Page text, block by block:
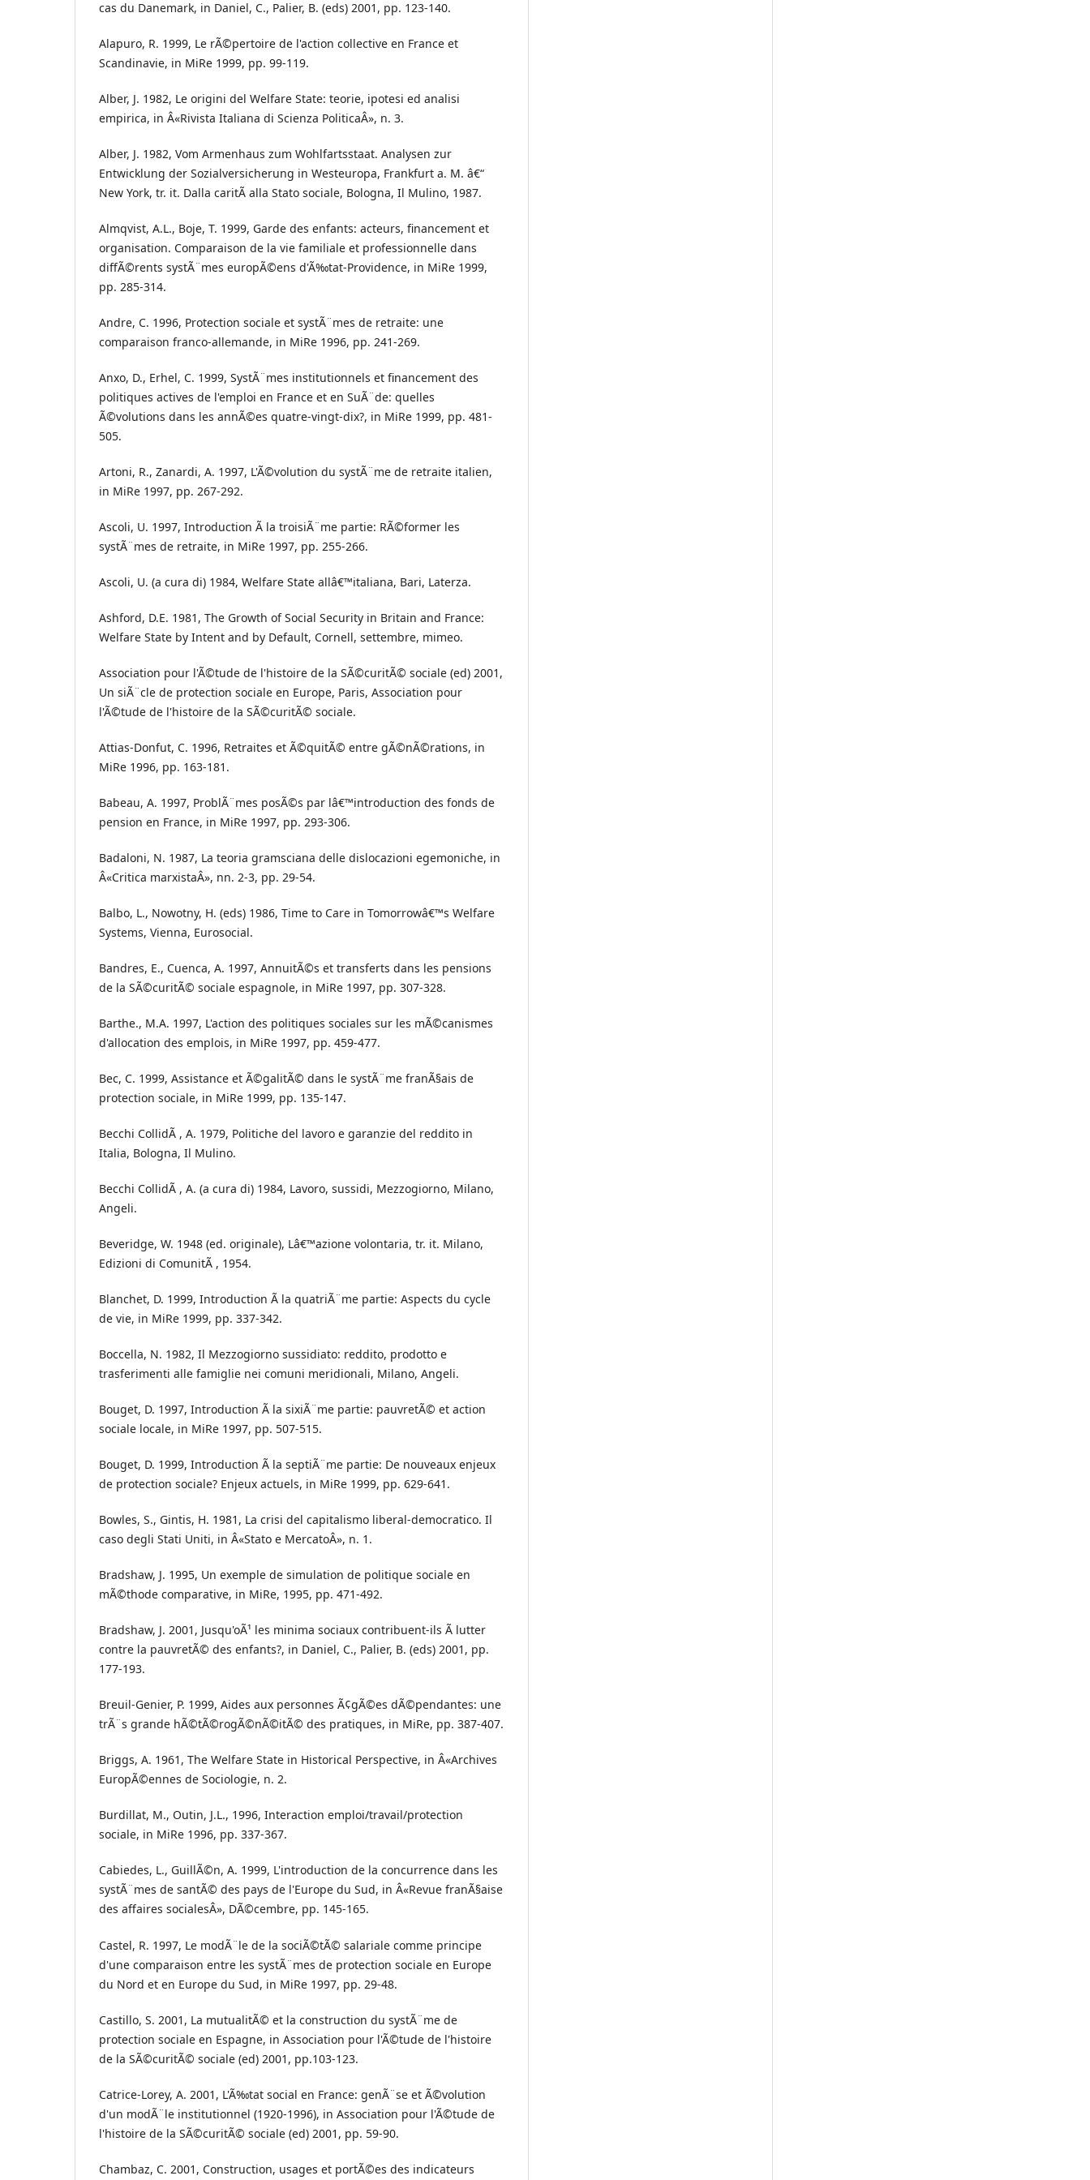
cas du Danemark, in Daniel, C., Palier, B. (eds) 2001, pp. 123-140.
Alapuro, R. 1999, Le rÃ©pertoire de l'action collective en France et
Scandinavie, in MiRe 1999, pp. 99-119.
Alber, J. 1982, Le origini del Welfare State: teorie, ipotesi ed analisi
empirica, in Â«Rivista Italiana di Scienza PoliticaÂ», n. 3.
Alber, J. 1982, Vom Armenhaus zum Wohlfartsstaat. Analysen zur
Entwicklung der Sozialversicherung in Westeuropa, Frankfurt a. M. â€“
New York, tr. it. Dalla caritÃ alla Stato sociale, Bologna, Il Mulino, 1987.
Almqvist, A.L., Boje, T. 1999, Garde des enfants: acteurs, financement et
organisation. Comparaison de la vie familiale et professionnelle dans
diffÃ©rents systÃ¨mes europÃ©ens d'Ã‰tat-Providence, in MiRe 1999,
pp. 285-314.
Andre, C. 1996, Protection sociale et systÃ¨mes de retraite: une
comparaison franco-allemande, in MiRe 1996, pp. 241-269.
Anxo, D., Erhel, C. 1999, SystÃ¨mes institutionnels et financement des
politiques actives de l'emploi en France et en SuÃ¨de: quelles
Ã©volutions dans les annÃ©es quatre-vingt-dix?, in MiRe 1999, pp. 481-
505.
Artoni, R., Zanardi, A. 1997, L'Ã©volution du systÃ¨me de retraite italien,
in MiRe 1997, pp. 267-292.
Ascoli, U. 1997, Introduction Ã la troisiÃ¨me partie: RÃ©former les
systÃ¨mes de retraite, in MiRe 1997, pp. 255-266.
Ascoli, U. (a cura di) 1984, Welfare State allâ€™italiana, Bari, Laterza.
Ashford, D.E. 1981, The Growth of Social Security in Britain and France:
Welfare State by Intent and by Default, Cornell, settembre, mimeo.
Association pour l'Ã©tude de l'histoire de la SÃ©curitÃ© sociale (ed) 2001,
Un siÃ¨cle de protection sociale en Europe, Paris, Association pour
l'Ã©tude de l'histoire de la SÃ©curitÃ© sociale.
Attias-Donfut, C. 1996, Retraites et Ã©quitÃ© entre gÃ©nÃ©rations, in
MiRe 1996, pp. 163-181.
Babeau, A. 1997, ProblÃ¨mes posÃ©s par lâ€™introduction des fonds de
pension en France, in MiRe 1997, pp. 293-306.
Badaloni, N. 1987, La teoria gramsciana delle dislocazioni egemoniche, in
Â«Critica marxistaÂ», nn. 2-3, pp. 29-54.
Balbo, L., Nowotny, H. (eds) 1986, Time to Care in Tomorrowâ€™s Welfare
Systems, Vienna, Eurosocial.
Bandres, E., Cuenca, A. 1997, AnnuitÃ©s et transferts dans les pensions
de la SÃ©curitÃ© sociale espagnole, in MiRe 1997, pp. 307-328.
Barthe., M.A. 1997, L'action des politiques sociales sur les mÃ©canismes
d'allocation des emplois, in MiRe 1997, pp. 459-477.
Bec, C. 1999, Assistance et Ã©galitÃ© dans le systÃ¨me franÃ§ais de
protection sociale, in MiRe 1999, pp. 135-147.
Becchi CollidÃ , A. 1979, Politiche del lavoro e garanzie del reddito in
Italia, Bologna, Il Mulino.
Becchi CollidÃ , A. (a cura di) 1984, Lavoro, sussidi, Mezzogiorno, Milano,
Angeli.
Beveridge, W. 1948 (ed. originale), Lâ€™azione volontaria, tr. it. Milano,
Edizioni di ComunitÃ , 1954.
Blanchet, D. 1999, Introduction Ã la quatriÃ¨me partie: Aspects du cycle
de vie, in MiRe 1999, pp. 337-342.
Boccella, N. 1982, Il Mezzogiorno sussidiato: reddito, prodotto e
trasferimenti alle famiglie nei comuni meridionali, Milano, Angeli.
Bouget, D. 1997, Introduction Ã la sixiÃ¨me partie: pauvretÃ© et action
sociale locale, in MiRe 1997, pp. 507-515.
Bouget, D. 1999, Introduction Ã la septiÃ¨me partie: De nouveaux enjeux
de protection sociale? Enjeux actuels, in MiRe 1999, pp. 629-641.
Bowles, S., Gintis, H. 1981, La crisi del capitalismo liberal-democratico. Il
caso degli Stati Uniti, in Â«Stato e MercatoÂ», n. 1.
Bradshaw, J. 1995, Un exemple de simulation de politique sociale en
mÃ©thode comparative, in MiRe, 1995, pp. 471-492.
Bradshaw, J. 2001, Jusqu'oÃ¹ les minima sociaux contribuent-ils Ã lutter
contre la pauvretÃ© des enfants?, in Daniel, C., Palier, B. (eds) 2001, pp.
177-193.
Breuil-Genier, P. 1999, Aides aux personnes Ã¢gÃ©es dÃ©pendantes: une
trÃ¨s grande hÃ©tÃ©rogÃ©nÃ©itÃ© des pratiques, in MiRe, pp. 387-407.
Briggs, A. 1961, The Welfare State in Historical Perspective, in Â«Archives
EuropÃ©ennes de Sociologie, n. 2.
Burdillat, M., Outin, J.L., 1996, Interaction emploi/travail/protection
sociale, in MiRe 1996, pp. 337-367.
Cabiedes, L., GuillÃ©n, A. 1999, L'introduction de la concurrence dans les
systÃ¨mes de santÃ© des pays de l'Europe du Sud, in Â«Revue franÃ§aise
des affaires socialesÂ», DÃ©cembre, pp. 145-165.
Castel, R. 1997, Le modÃ¨le de la sociÃ©tÃ© salariale comme principe
d'une comparaison entre les systÃ¨mes de protection sociale en Europe
du Nord et en Europe du Sud, in MiRe 1997, pp. 29-48.
Castillo, S. 2001, La mutualitÃ© et la construction du systÃ¨me de
protection sociale en Espagne, in Association pour l'Ã©tude de l'histoire
de la SÃ©curitÃ© sociale (ed) 2001, pp.103-123.
Catrice-Lorey, A. 2001, L'Ã‰tat social en France: genÃ¨se et Ã©volution
d'un modÃ¨le institutionnel (1920-1996), in Association pour l'Ã©tude de
l'histoire de la SÃ©curitÃ© sociale (ed) 2001, pp. 59-90.
Chambaz, C. 2001, Construction, usages et portÃ©es des indicateurs